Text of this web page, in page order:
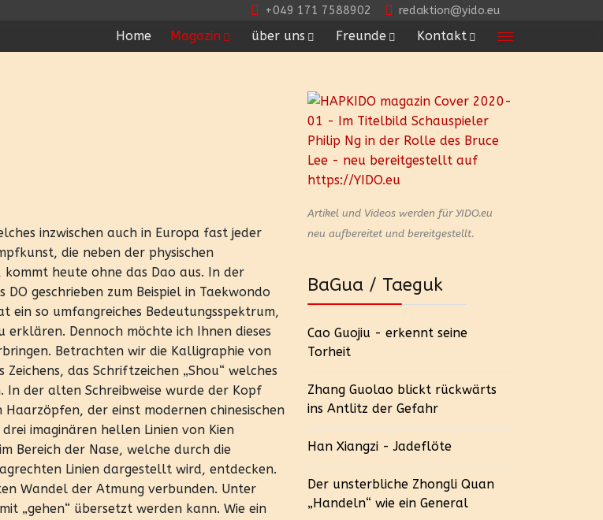
+049 171 7588902 redaktion@yido.eu
Home Magazin über uns Freunde Kontakt
inzwischen auch in Europa fast jeder
die neben der physischen
heute ohne das Dao aus. In der
geschrieben zum Beispiel in Taekwondo
ein so umfangreiches Bedeutungsspektrum,
erklären. Dennoch möchte ich Ihnen dieses
Betrachten wir die Kalligraphie von
das Schriftzeichen „Shou“ welches
der alten Schreibweise wurde der Kopf
der einst modernen chinesischen
imaginären hellen Linien von Kien
Bereich der Nase, welche durch die
Linien dargestellt wird, entdecken.
Wandel der Atmung verbunden. Unter
„gehen“ übersetzt werden kann. Wie ein
Artikel und Videos werden für YIDO.eu
neu aufbereitet und bereitgestellt.
BaGua / Taeguk
Cao Guojiu - erkennt seine
Torheit
Zhang Guolao blickt rückwärts
ins Antlitz der Gefahr
Han Xiangzi - Jadeflöte
Der unsterbliche Zhongli Quan
„Handeln“ wie ein General